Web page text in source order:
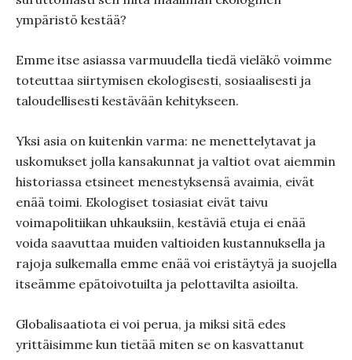
ympäristö kestää?
Emme itse asiassa varmuudella tiedä vieläkö voimme
toteuttaa siirtymisen ekologisesti, sosiaalisesti ja
taloudellisesti kestävään kehitykseen.
Yksi asia on kuitenkin varma: ne menettelytavat ja
uskomukset jolla kansakunnat ja valtiot ovat aiemmin
historiassa etsineet menestyksensä avaimia, eivät
enää toimi. Ekologiset tosiasiat eivät taivu
voimapolitiikan uhkauksiin, kestäviä etuja ei enää
voida saavuttaa muiden valtioiden kustannuksella ja
rajoja sulkemalla emme enää voi eristäytyä ja suojella
itseämme epätoivotuilta ja pelottavilta asioilta.
Globalisaatiota ei voi perua, ja miksi sitä edes
yrittäisimme kun tietää miten se on kasvattanut